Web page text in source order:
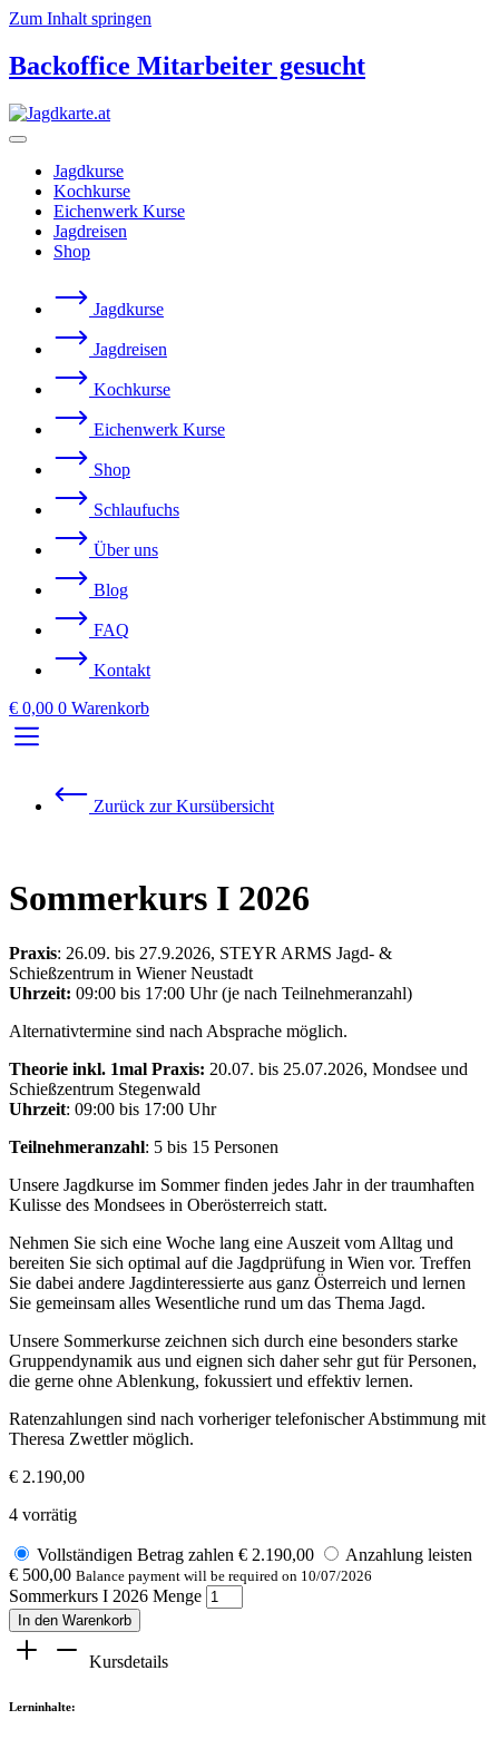
Zum Inhalt springen
Backoffice Mitarbeiter gesucht
Jagdkurse
Kochkurse
Eichenwerk Kurse
Jagdreisen
Shop
Jagdkurse
Jagdreisen
Kochkurse
Eichenwerk Kurse
Shop
Schlaufuchs
Über uns
Blog
FAQ
Kontakt
€ 0,00 0 Warenkorb
Zurück zur Kursübersicht
Sommerkurs I 2026
Praxis: 26.09. bis 27.9.2026, STEYR ARMS Jagd- &
Schießzentrum in Wiener Neustadt
Uhrzeit: 09:00 bis 17:00 Uhr (je nach Teilnehmeranzahl)
Alternativtermine sind nach Absprache möglich.
Theorie inkl. 1mal Praxis: 20.07. bis 25.07.2026, Mondsee und
Schießzentrum Stegenwald
Uhrzeit: 09:00 bis 17:00 Uhr
Teilnehmeranzahl: 5 bis 15 Personen
Unsere Jagdkurse im Sommer finden jedes Jahr in der traumhaften
Kulisse des Mondsees in Oberösterreich statt.
Nehmen Sie sich eine Woche lang eine Auszeit vom Alltag und
bereiten Sie sich optimal auf die Jagdprüfung in Wien vor. Treffen
Sie dabei andere Jagdinteressierte aus ganz Österreich und lernen
Sie gemeinsam alles Wesentliche rund um das Thema Jagd.
Unsere Sommerkurse zeichnen sich durch eine besonders starke
Gruppendynamik aus und eignen sich daher sehr gut für Personen,
die gerne ohne Ablenkung, fokussiert und effektiv lernen.
Ratenzahlungen sind nach vorheriger telefonischer Abstimmung mit
Theresa Zwettler möglich.
€ 2.190,00
4 vorrätig
Vollständigen Betrag zahlen € 2.190,00
Anzahlung leisten
€ 500,00 Balance payment will be required on 10/07/2026
Sommerkurs I 2026 Menge
In den Warenkorb
Kursdetails
Lerninhalte: